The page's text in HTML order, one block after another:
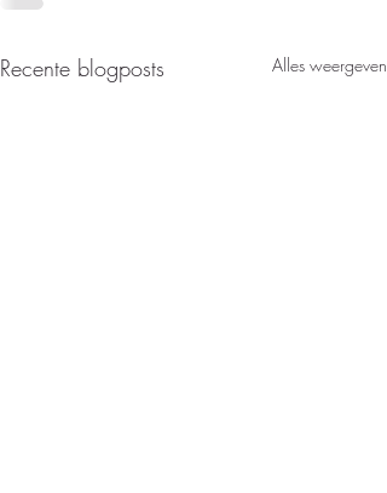
Recente blogposts Alles weergeven